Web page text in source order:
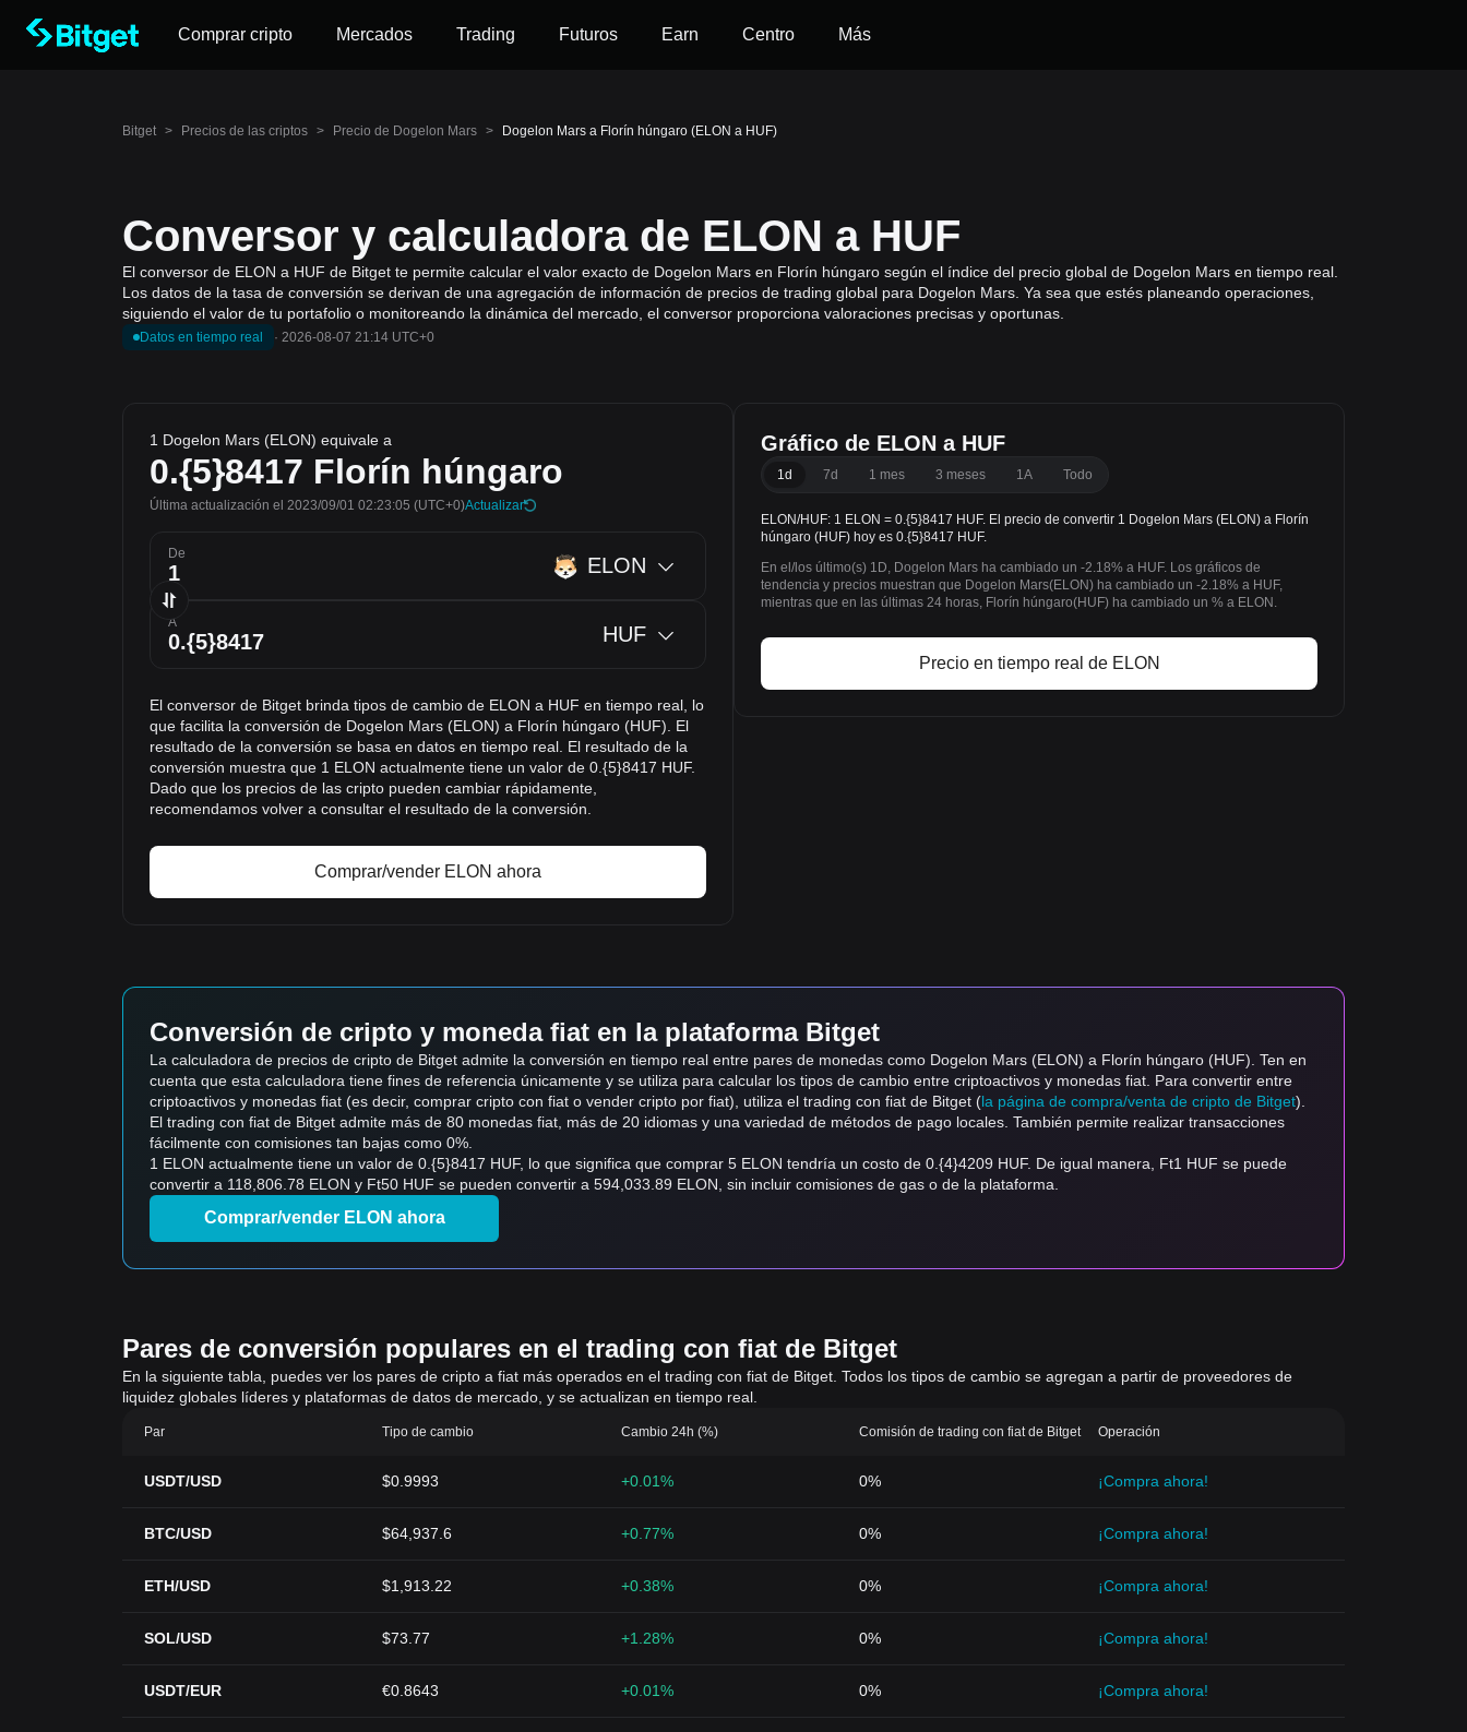
Comprar cripto Mercados Trading Futuros Earn Centro Más
Bitget > Precios de las criptos > Precio de Dogelon Mars > Dogelon Mars a Florín húngaro (ELON a HUF)
Conversor y calculadora de ELON a HUF
El conversor de ELON a HUF de Bitget te permite calcular el valor exacto de Dogelon Mars en Florín húngaro según el índice del precio global de Dogelon Mars en tiempo real.
Los datos de la tasa de conversión se derivan de una agregación de información de precios de trading global para Dogelon Mars. Ya sea que estés planeando operaciones,
siguiendo el valor de tu portafolio o monitoreando la dinámica del mercado, el conversor proporciona valoraciones precisas y oportunas.
Datos en tiempo real · 2026-08-07 21:14 UTC+0
1 Dogelon Mars (ELON) equivale a
0.{5}8417 Florín húngaro
Última actualización el 2023/09/01 02:23:05 (UTC+0)Actualizar
De ELON
A HUF
El conversor de Bitget brinda tipos de cambio de ELON a HUF en tiempo real, lo
que facilita la conversión de Dogelon Mars (ELON) a Florín húngaro (HUF). El
resultado de la conversión se basa en datos en tiempo real. El resultado de la
conversión muestra que 1 ELON actualmente tiene un valor de 0.{5}8417 HUF.
Dado que los precios de las cripto pueden cambiar rápidamente,
recomendamos volver a consultar el resultado de la conversión.
Comprar/vender ELON ahora
Gráfico de ELON a HUF
1d 7d 1 mes 3 meses 1A Todo
ELON/HUF: 1 ELON = 0.{5}8417 HUF. El precio de convertir 1 Dogelon Mars (ELON) a Florín
húngaro (HUF) hoy es 0.{5}8417 HUF.
En el/los último(s) 1D, Dogelon Mars ha cambiado un -2.18% a HUF. Los gráficos de
tendencia y precios muestran que Dogelon Mars(ELON) ha cambiado un -2.18% a HUF,
mientras que en las últimas 24 horas, Florín húngaro(HUF) ha cambiado un % a ELON.
Precio en tiempo real de ELON
Conversión de cripto y moneda fiat en la plataforma Bitget
La calculadora de precios de cripto de Bitget admite la conversión en tiempo real entre pares de monedas como Dogelon Mars (ELON) a Florín húngaro (HUF). Ten en
cuenta que esta calculadora tiene fines de referencia únicamente y se utiliza para calcular los tipos de cambio entre criptoactivos y monedas fiat. Para convertir entre
criptoactivos y monedas fiat (es decir, comprar cripto con fiat o vender cripto por fiat), utiliza el trading con fiat de Bitget (la página de compra/venta de cripto de Bitget).
El trading con fiat de Bitget admite más de 80 monedas fiat, más de 20 idiomas y una variedad de métodos de pago locales. También permite realizar transacciones
fácilmente con comisiones tan bajas como 0%.
1 ELON actualmente tiene un valor de 0.{5}8417 HUF, lo que significa que comprar 5 ELON tendría un costo de 0.{4}4209 HUF. De igual manera, Ft1 HUF se puede
convertir a 118,806.78 ELON y Ft50 HUF se pueden convertir a 594,033.89 ELON, sin incluir comisiones de gas o de la plataforma.
Comprar/vender ELON ahora
Pares de conversión populares en el trading con fiat de Bitget
En la siguiente tabla, puedes ver los pares de cripto a fiat más operados en el trading con fiat de Bitget. Todos los tipos de cambio se agregan a partir de proveedores de
liquidez globales líderes y plataformas de datos de mercado, y se actualizan en tiempo real.
Par Tipo de cambio Cambio 24h (%) Comisión de trading con fiat de Bitget Operación
USDT/USD $0.9993 +0.01% 0% ¡Compra ahora!
BTC/USD $64,937.6 +0.77% 0% ¡Compra ahora!
ETH/USD $1,913.22 +0.38% 0% ¡Compra ahora!
SOL/USD $73.77 +1.28% 0% ¡Compra ahora!
USDT/EUR €0.8643 +0.01% 0% ¡Compra ahora!